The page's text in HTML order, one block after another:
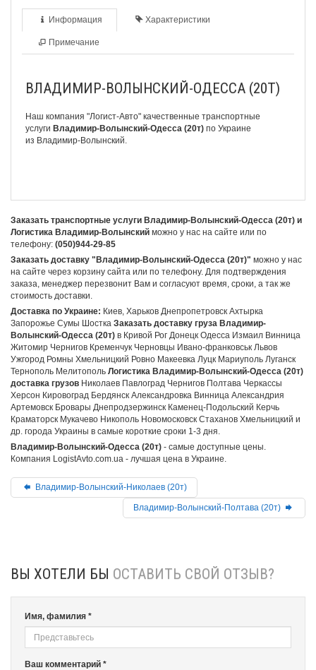
Информация Характеристики
Примечание
ВЛАДИМИР-ВОЛЫНСКИЙ-ОДЕССА (20Т)
Наш компания "Логист-Авто" качественные транспортные
услуги Владимир-Волынский-Одесса (20т) по Украине
из Владимир-Волынский.
Заказать транспортные услуги Владимир-Волынский-Одесса (20т) и
Логистика Владимир-Волынский можно у нас на сайте или по
телефону: (050)944-29-85
Заказать доставку "Владимир-Волынский-Одесса (20т)" можно у нас
на сайте через корзину сайта или по телефону. Для подтверждения
заказа, менеджер перезвонит Вам и согласуют время, сроки, а так же
стоимость доставки.
Доставка по Украине: Киев, Харьков Днепропетровск Ахтырка
Запорожье Сумы Шостка Заказать доставку груза Владимир-
Волынский-Одесса (20т) в Кривой Рог Донецк Одесса Измаил Винница
Житомир Чернигов Кременчук Черновцы Ивано-франковськ Львов
Ужгород Ромны Хмельницкий Ровно Макеевка Луцк Мариуполь Луганск
Тернополь Мелитополь Логистика Владимир-Волынский-Одесса (20т)
доставка грузов Николаев Павлоград Чернигов Полтава Черкассы
Херсон Кировоград Бердянск Александровка Винница Александрия
Артемовск Бровары Днепродзержинск Каменец-Подольский Керчь
Краматорск Мукачево Никополь Новомосковск Стаханов Хмельницкий и
др. города Украины в самые короткие сроки 1-3 дня.
Владимир-Волынский-Одесса (20т) - самые доступные цены.
Компания LogistAvto.com.ua - лучшая цена в Украине.
Владимир-Волынский-Николаев (20т)
Владимир-Волынский-Полтава (20т)
ВЫ ХОТЕЛИ БЫ ОСТАВИТЬ СВОЙ ОТЗЫВ?
Имя, фамилия *
Ваш комментарий *